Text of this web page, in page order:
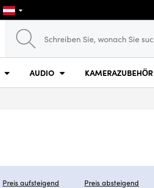
AUDIO KAMERAZUBEHÖR
Preis aufsteigend Preis absteigend